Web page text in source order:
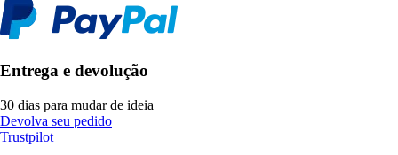
Entrega e devolução
30 dias para mudar de ideia
Devolva seu pedido
Trustpilot